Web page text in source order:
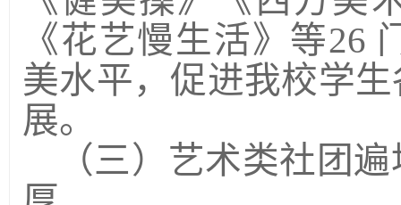
《花艺慢生活》等26
美水平，促进我校学
展。
（三）艺术类社团